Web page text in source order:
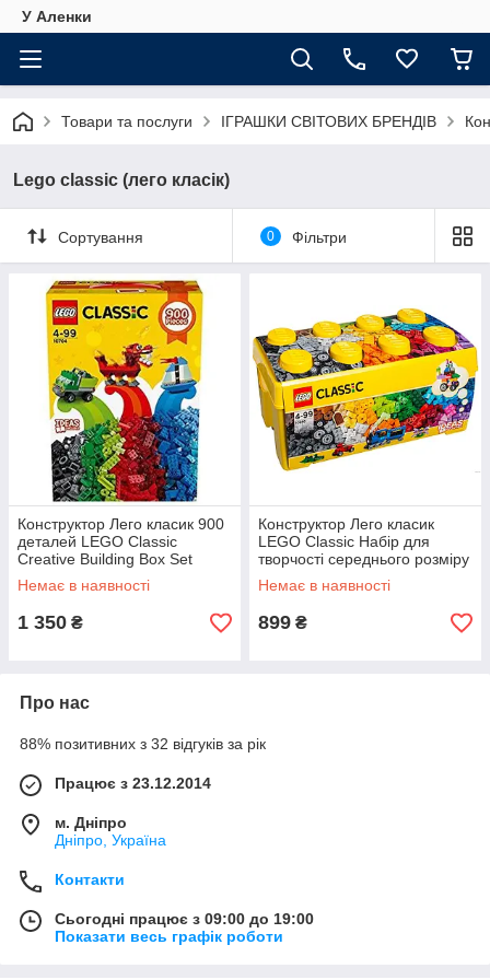
У Аленки
Товари та послуги ІГРАШКИ СВІТОВИХ БРЕНДІВ
Lego classic (лего класік)
Сортування 0 Фільтри
Конструктор Лего класик 900
деталей LEGO Classic
Creative Building Box Set
10704
Немає в наявності
1 350 ₴
Конструктор Лего класик
LEGO Classic Набір для
творчості середнього розміру
10696
Немає в наявності
899 ₴
Про нас
88% позитивних з 32 відгуків за рік
Працює з 23.12.2014
м. Дніпро
Дніпро, Україна
Контакти
Сьогодні працює з 09:00 до 19:00
Показати весь графік роботи